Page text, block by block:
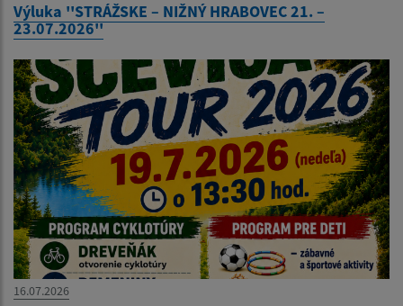
Výluka ''STRÁŽSKE – NIŽNÝ HRABOVEC 21. –
23.07.2026''
16.07.2026